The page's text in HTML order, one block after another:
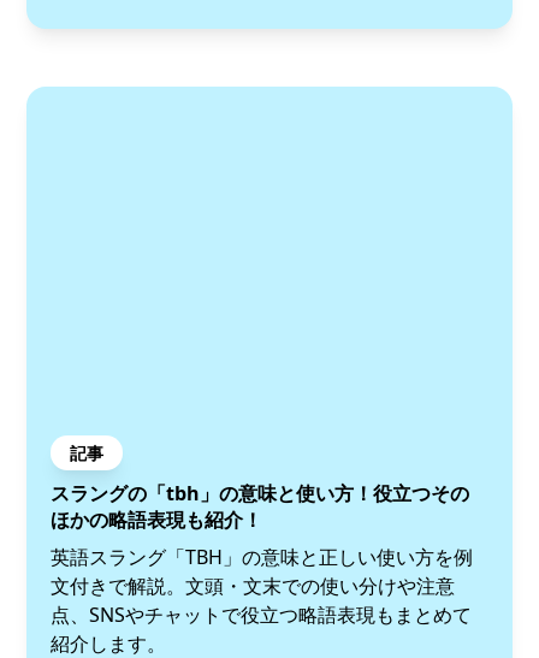
記事
スラングの「tbh」の意味と使い方！役立つその
ほかの略語表現も紹介！
英語スラング「TBH」の意味と正しい使い方を例
文付きで解説。文頭・文末での使い分けや注意
点、SNSやチャットで役立つ略語表現もまとめて
紹介します。